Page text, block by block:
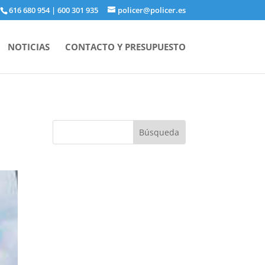
616 680 954| 600 301 935 policer@policer.es
NOTICIAS CONTACTO Y PRESUPUESTO